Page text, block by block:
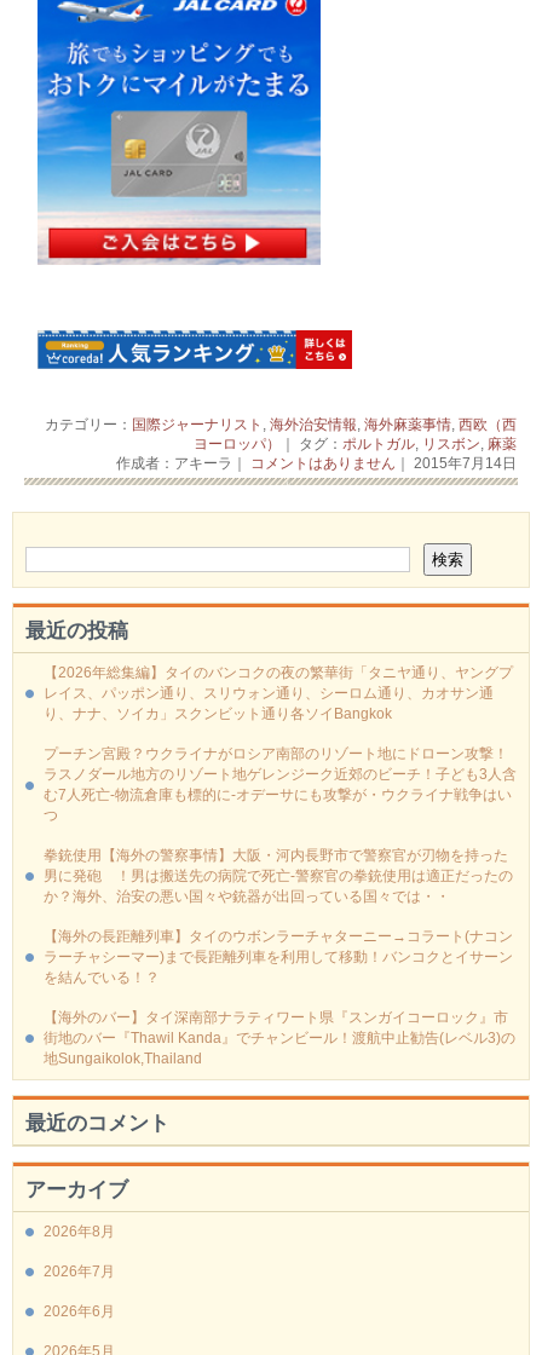
カテゴリー： 国際ジャーナリスト 海外治安情報 海外麻薬事情, 西欧（西
ヨーロッパ）
｜ タグ： ポルトガル, リスボン 麻薬
作成者：アキーラ｜
コメントはありません ｜ 2015年7月14日
最近の投稿
【2026年総集編】タイのバンコクの夜の繁華街「タニヤ通り、ヤングプ
レイス、パッポン通り、スリウォン通り、シーロム通り、カオサン通
り、ナナ、ソイカ」スクンビット通り各ソイBangkok
プーチン宮殿？ウクライナがロシア南部のリゾート地にドローン攻撃！
ラスノダール地方のリゾート地ゲレンジーク近郊のビーチ！子ども3人含
む7人死亡-物流倉庫も標的に‐オデーサにも攻撃が・ウクライナ戦争はい
つ
拳銃使用【海外の警察事情】大阪・河内長野市で警察官が刃物を持った
男に発砲 ！男は搬送先の病院で死亡-警察官の拳銃使用は適正だったの
か？海外、治安の悪い国々や銃器が出回っている国々では・・
【海外の長距離列車】タイのウボンラーチャターニー→コラート(ナコン
ラーチャシーマー)まで長距離列車を利用して移動！バンコクとイサーン
を結んでいる！？
【海外のバー】タイ深南部ナラティワート県『スンガイコーロック』市
街地のバー『Thawil Kanda』でチャンビール！渡航中止勧告(レベル3)の
地Sungaikolok,Thailand
最近のコメント
アーカイブ
2026年8月
2026年7月
2026年6月
2026年5月